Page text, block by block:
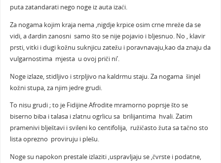
puta zatandarati nego noge iz auta izaći.
Za nogama kojim kraja nema ,nigdje krpice osim crne mreže da se
vidi, a đardin zanosni samo što se nije pojavio i bljesnuo. No , klavir
prsti, vitki i dugi kožnu suknjicu zatežu i poravnavaju,kao da znaju da
vulgarnostima mjesta u ovoj priči ni’.
Noge izlaze, stidljivo i strpljivo na kaldrmu staju. Za nogama šinjel
kožni stupa, za njim jedre grudi.
To nisu grudi ; to je Fidijine Afrodite mramorno poprsje što se
biserno biba i talasa i zlatnu ogrlicu sa brilijantima hvali. Zatim
pramenivi blještavi i svileni ko centifolija, ružičasto žuta sa tačno sto
lista oprezno proviruju i plešu.
Noge su napokon prestale izlaziti ,uspravljaju se ,čvrste i podatne,